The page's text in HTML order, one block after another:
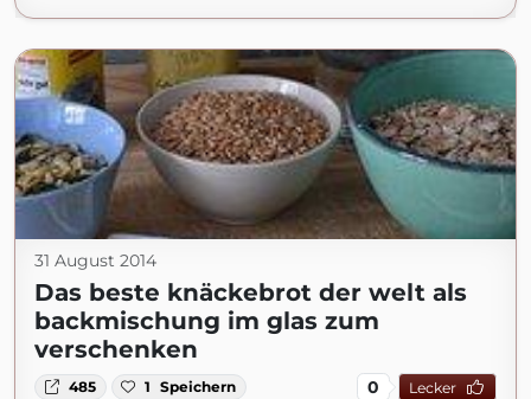
31 August 2014
Das beste knäckebrot der welt als
backmischung im glas zum
verschenken
485 1 Speichern 0 Lecker